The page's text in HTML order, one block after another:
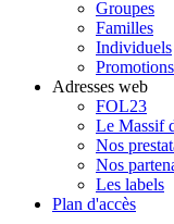
Groupes
Familles
Individuels
Promotions
Adresses web
FOL23
Le Massif
Nos
Nos
Les labels
Plan d'accès